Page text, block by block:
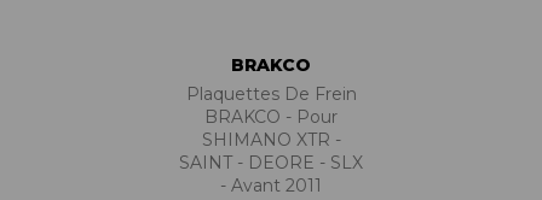
BRAKCO
Plaquettes De Frein
BRAKCO - Pour
SHIMANO XTR -
SAINT - DEORE - SLX
- Avant 2011